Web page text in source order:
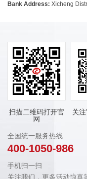
Bank Address: Xicheng
扫描二维码打开官
网
关
全国统一服务热线
400-1050-986
手机扫一扫
关注我们，更多活动惊喜